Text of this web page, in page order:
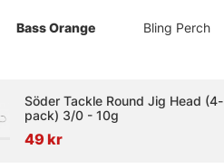
Bass Orange Bling Perch
Söder Tackle Round Jig Head (4-
pack) 3/0 - 10g
49 kr